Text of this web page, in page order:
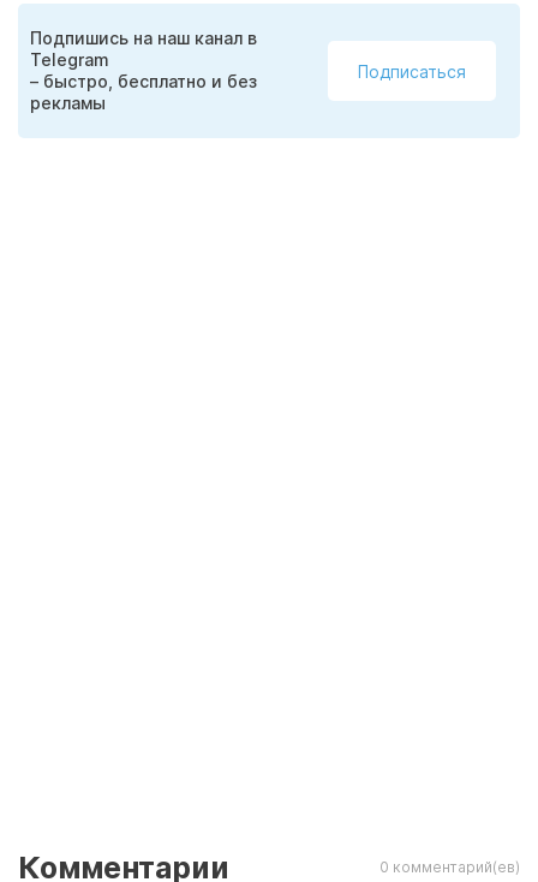
Подпишись на наш канал в
Telegram
– быстро, бесплатно и без
рекламы
Подписаться
Комментарии 0 комментарий(ев)